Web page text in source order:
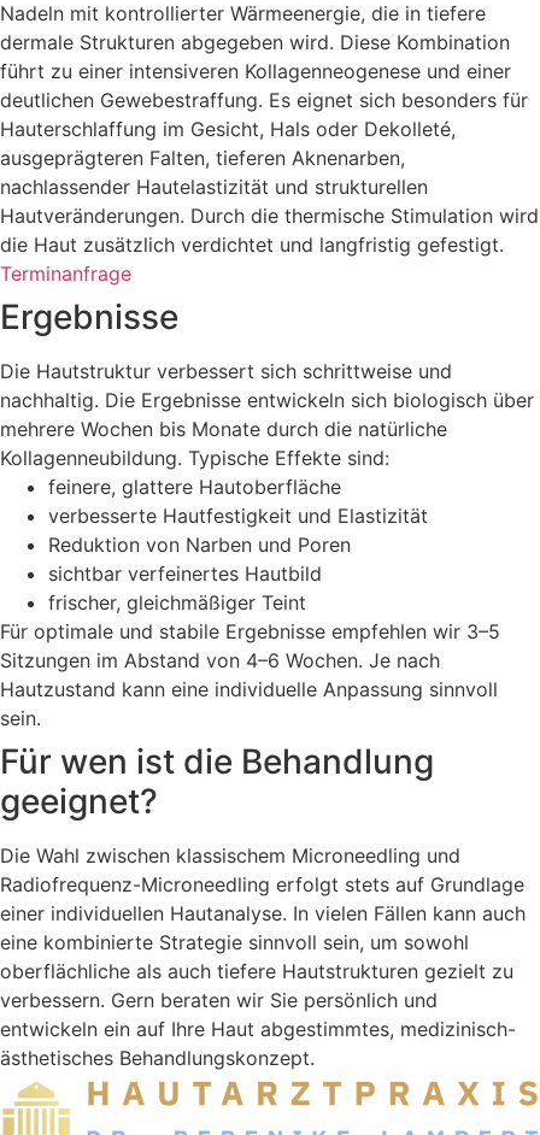
Nadeln mit kontrollierter Wärmeenergie, die in tiefere
dermale Strukturen abgegeben wird. Diese Kombination
führt zu einer intensiveren Kollagenneogenese und einer
deutlichen Gewebestraffung. Es eignet sich besonders für
Hauterschlaffung im Gesicht, Hals oder Dekolleté,
ausgeprägteren Falten, tieferen Aknenarben,
nachlassender Hautelastizität und strukturellen
Hautveränderungen. Durch die thermische Stimulation wird
die Haut zusätzlich verdichtet und langfristig gefestigt.
Terminanfrage
Ergebnisse
Die Hautstruktur verbessert sich schrittweise und
nachhaltig. Die Ergebnisse entwickeln sich biologisch über
mehrere Wochen bis Monate durch die natürliche
Kollagenneubildung. Typische Effekte sind:
feinere, glattere Hautoberfläche
verbesserte Hautfestigkeit und Elastizität
Reduktion von Narben und Poren
sichtbar verfeinertes Hautbild
frischer, gleichmäßiger Teint
Für optimale und stabile Ergebnisse empfehlen wir 3–5
Sitzungen im Abstand von 4–6 Wochen. Je nach
Hautzustand kann eine individuelle Anpassung sinnvoll
sein.
Für wen ist die Behandlung
geeignet?
Die Wahl zwischen klassischem Microneedling und
Radiofrequenz-Microneedling erfolgt stets auf Grundlage
einer individuellen Hautanalyse. In vielen Fällen kann auch
eine kombinierte Strategie sinnvoll sein, um sowohl
oberflächliche als auch tiefere Hautstrukturen gezielt zu
verbessern. Gern beraten wir Sie persönlich und
entwickeln ein auf Ihre Haut abgestimmtes, medizinisch-
ästhetisches Behandlungskonzept.